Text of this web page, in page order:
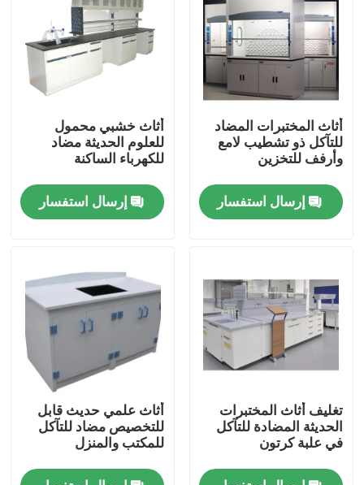
منتجات
معلومات عنا
مراقبة الجودة
اتصل بنا
أثاث المختبرات الحديثة
أثاث المختبرات المضاد
للتآكل ذو تشطيب لامع
وأرفف للتخزين
إرسال استفسار
أثاث خشبي محمول
للعلوم الحديثة مضاد
للكهرباء الساكنة
إرسال استفسار
تغليف أثاث المختبرات
الحديثة المضادة للتآكل
في علبة كرتون
أثاث علمي حديث قابل
للتخصيص مضاد للتآكل
للمكتب والمنزل